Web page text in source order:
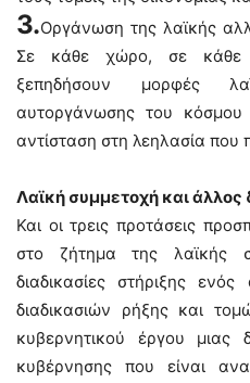
3.Οργάνωση της λαϊκής
Σε κάθε χώρο, σε κάθε
ξεπηδήσουν μορφές
αυτοργάνωσης του κόσμου
αντίσταση στη λεηλασία που
Λαϊκή συμμετοχή και άλλος
Και οι τρεις προτάσεις
στο ζήτημα της λαϊκής
διαδικασίες στήριξης
διαδικασιών ρήξης και
κυβερνητικού έργου μιας
κυβέρνησης που είναι